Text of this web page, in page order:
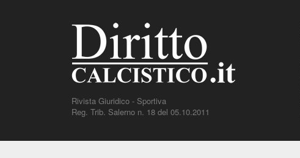
Rivista Giuridico - Sportiva
Reg. Trib. Salerno n. 18 del 05.10.2011